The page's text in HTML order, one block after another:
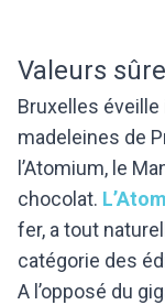
Valeurs
Bruxelles
madeleines de
l’Atomium, le
chocolat.
fer, a tout
catégorie des
A l’opposé du